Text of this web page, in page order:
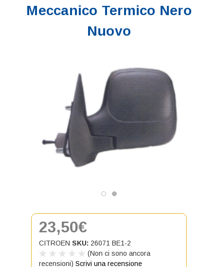
Meccanico Termico Nero
Nuovo
23,50€
CITROEN SKU: 26071 BE1-2
(Non ci sono ancora
recensioni) Scrivi una recensione